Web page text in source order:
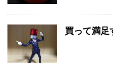
買って満足